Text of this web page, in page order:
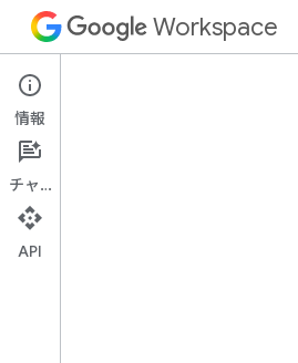
Workspace
Google Drive
概要
情報
チャット
API